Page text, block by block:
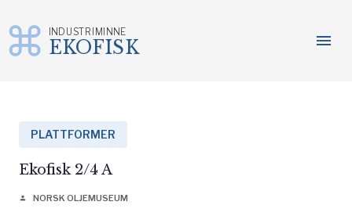
innhold
menu
INDUSTRIMINNE
EKOFISK
PLATTFORMER
Ekofisk 2/4 A
person NORSK OLJEMUSEUM